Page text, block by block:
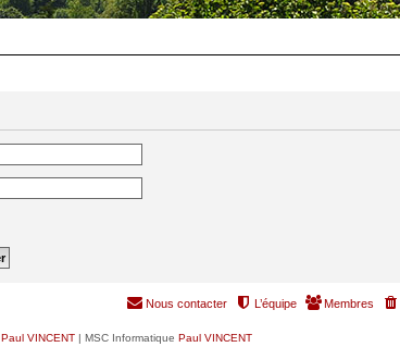
Membres
L’équipe
Nous contacter
Paul VINCENT| MSC Informatique Paul VINCENT